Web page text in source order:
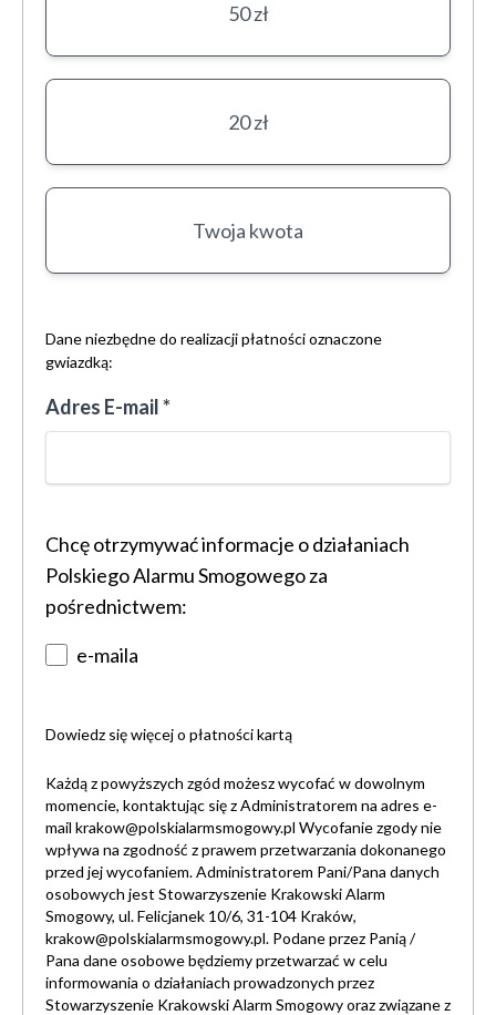
50zł
20zł
Twoja kwota
Dane niezbędne do realizacji płatności oznaczone
gwiazdką:
Adres E-mail *
Chcę otrzymywać informacje o działaniach
Polskiego Alarmu Smogowego za
pośrednictwem:
e-maila
Dowiedz się więcej o płatności kartą
Każdą z powyższych zgód możesz wycofać w dowolnym
momencie, kontaktując się z Administratorem na adres e-
mail krakow@polskialarmsmogowy.pl Wycofanie zgody nie
wpływa na zgodność z prawem przetwarzania dokonanego
przed jej wycofaniem. Administratorem Pani/Pana danych
osobowych jest Stowarzyszenie Krakowski Alarm
Smogowy, ul. Felicjanek 10/6, 31-104 Kraków,
krakow@polskialarmsmogowy.pl. Podane przez Panią /
Pana dane osobowe będziemy przetwarzać w celu
informowania o działaniach prowadzonych przez
Stowarzyszenie Krakowski Alarm Smogowy oraz związane z